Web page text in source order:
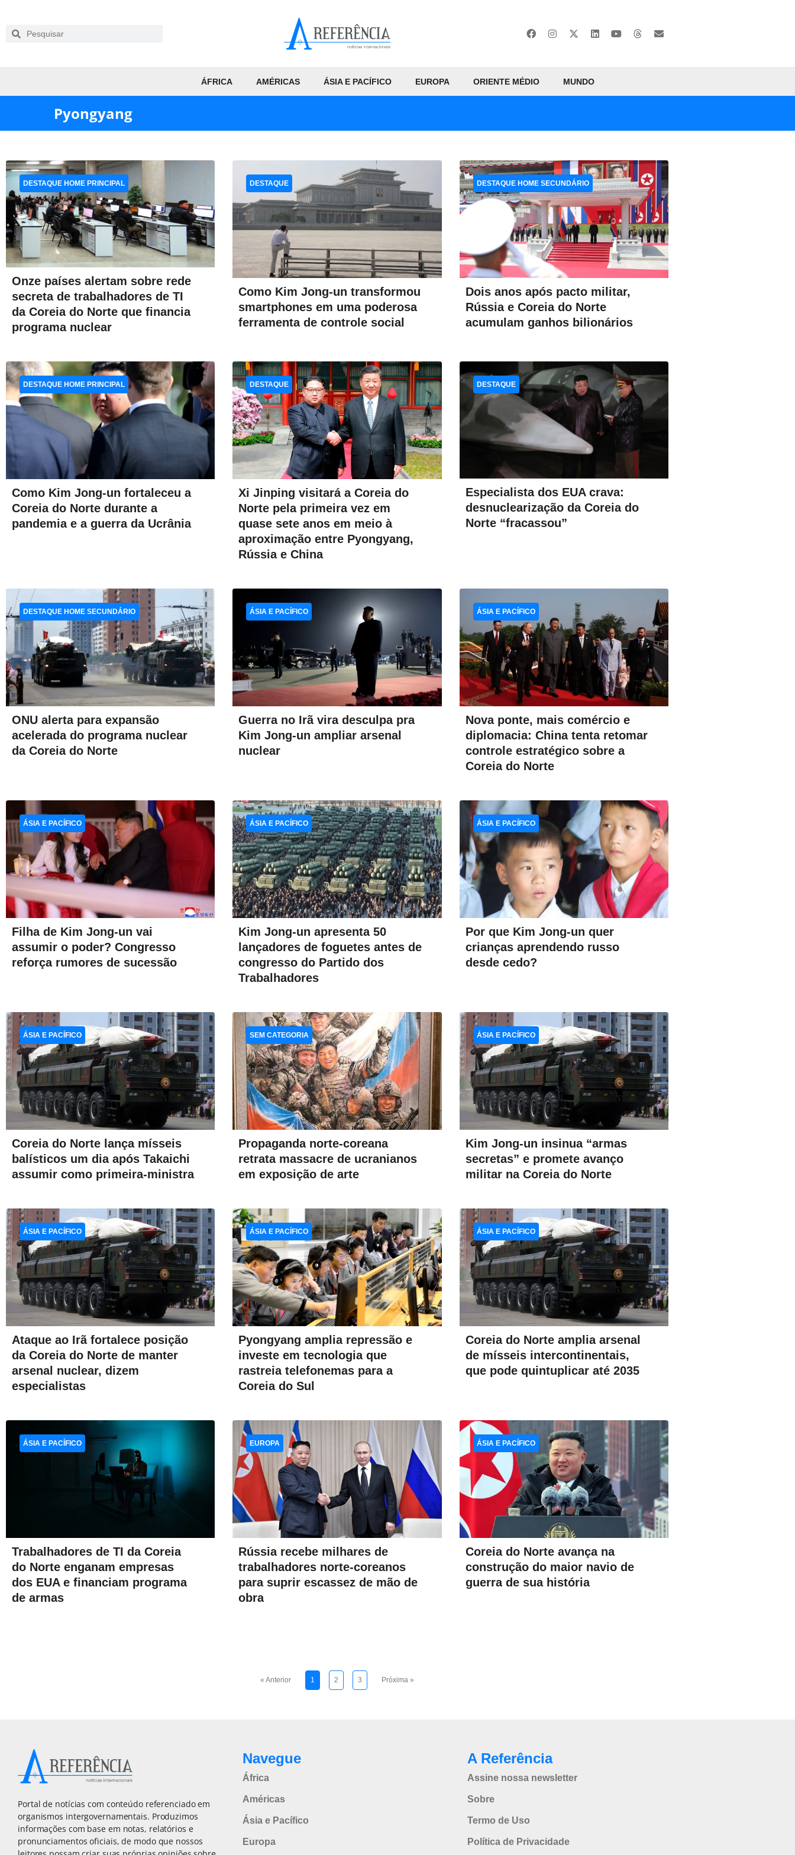
ÁFRICA AMÉRICAS ÁSIA E PACÍFICO EUROPA ORIENTE MÉDIO MUNDO
Pyongyang
Onze países alertam sobre rede
secreta de trabalhadores de TI
da Coreia do Norte que financia
programa nuclear
DESTAQUE HOME PRINCIPAL
Como Kim Jong-un transformou
smartphones em uma poderosa
ferramenta de controle social
DESTAQUE
Dois anos após pacto militar,
Rússia e Coreia do Norte
acumulam ganhos bilionários
DESTAQUE HOME SECUNDÁRIO
Como Kim Jong-un fortaleceu a
Coreia do Norte durante a
pandemia e a guerra da Ucrânia
DESTAQUE HOME PRINCIPAL
Xi Jinping visitará a Coreia do
Norte pela primeira vez em
quase sete anos em meio à
aproximação entre Pyongyang,
Rússia e China
DESTAQUE
Especialista dos EUA crava:
desnuclearização da Coreia do
Norte “fracassou”
DESTAQUE
ONU alerta para expansão
acelerada do programa nuclear
da Coreia do Norte
DESTAQUE HOME SECUNDÁRIO
Guerra no Irã vira desculpa pra
Kim Jong-un ampliar arsenal
nuclear
ÁSIA E PACÍFICO
Nova ponte, mais comércio e
diplomacia: China tenta retomar
controle estratégico sobre a
Coreia do Norte
ÁSIA E PACÍFICO
Filha de Kim Jong-un vai
assumir o poder? Congresso
reforça rumores de sucessão
ÁSIA E PACÍFICO
Kim Jong-un apresenta 50
lançadores de foguetes antes de
congresso do Partido dos
Trabalhadores
ÁSIA E PACÍFICO
Por que Kim Jong-un quer
crianças aprendendo russo
desde cedo?
ÁSIA E PACÍFICO
Coreia do Norte lança mísseis
balísticos um dia após Takaichi
assumir como primeira-ministra
ÁSIA E PACÍFICO
Propaganda norte-coreana
retrata massacre de ucranianos
em exposição de arte
SEM CATEGORIA
Kim Jong-un insinua “armas
secretas” e promete avanço
militar na Coreia do Norte
ÁSIA E PACÍFICO
Ataque ao Irã fortalece posição
da Coreia do Norte de manter
arsenal nuclear, dizem
especialistas
ÁSIA E PACÍFICO
Pyongyang amplia repressão e
investe em tecnologia que
rastreia telefonemas para a
Coreia do Sul
ÁSIA E PACÍFICO
Coreia do Norte amplia arsenal
de mísseis intercontinentais,
que pode quintuplicar até 2035
ÁSIA E PACÍFICO
Trabalhadores de TI da Coreia
do Norte enganam empresas
dos EUA e financiam programa
de armas
ÁSIA E PACÍFICO
Rússia recebe milhares de
trabalhadores norte-coreanos
para suprir escassez de mão de
obra
EUROPA
Coreia do Norte avança na
construção do maior navio de
guerra de sua história
ÁSIA E PACÍFICO
« Anterior 1 2 3 Próxima »
Portal de notícias com conteúdo referenciado em
organismos intergovernamentais. Produzimos
informações com base em notas, relatórios e
pronunciamentos oficiais, de modo que nossos
Navegue
África
Américas
Ásia e Pacífico
Europa
A Referência
Assine nossa newsletter
Sobre
Termo de Uso
Política de Privacidade